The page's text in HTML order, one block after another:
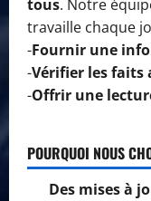
tous. Notre
travaille chaque
-Fournir une
-Vérifier les
-Offrir une
POURQUOI NOUS
Des mises à